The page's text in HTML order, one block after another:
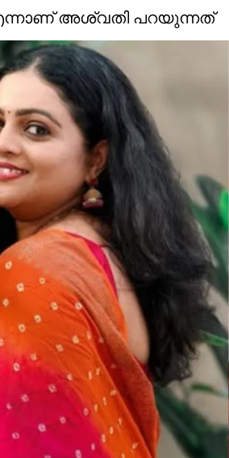
എന്നാണ് അശ്വതി പറയുന്നത്